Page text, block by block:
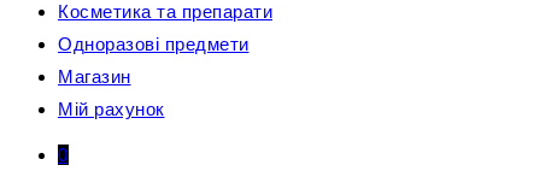
Косметика та препарати
Одноразові предмети
Магазин
Мій рахунок
0